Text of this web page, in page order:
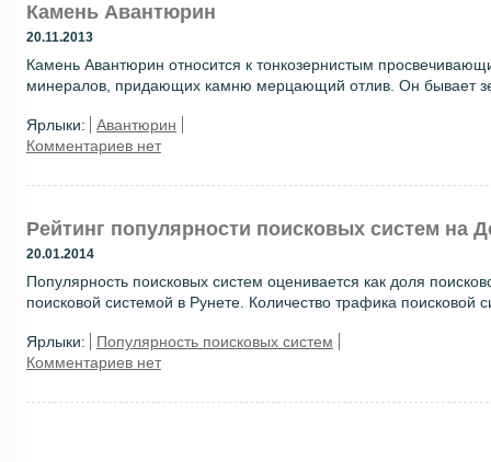
Камень Авантюрин
20.11.2013
Камень Авантюрин относится к тонкозернистым
минералов, придающих камню мерцающий отлив. Он бывает
Ярлыки:
Авантюрин
Комментариев нет
Рейтинг популярности поисковых систем на
20.01.2014
Популярность поисковых систем оценивается как доля
поисковой системой в Рунете. Количество трафика
Ярлыки:
Популярность поисковых систем
Комментариев нет